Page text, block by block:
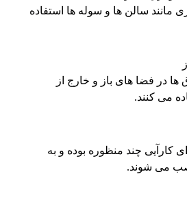
سالن ها و سوله ها استفاده
ها در فضا های باز و خارج از
می کنند.
کارآیی چند منظوره بوده و به
می شوند.